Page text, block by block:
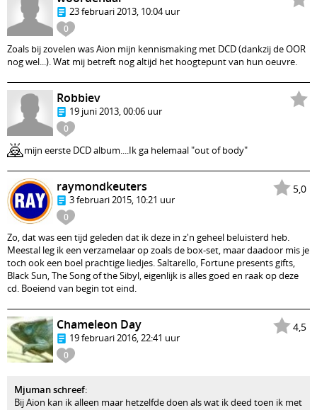
0
23 februari 2013, 10:04 uur
Zoals bij zovelen was Aion mijn kennismaking met DCD (dankzij de OOR
nog wel...). Wat mij betreft nog altijd het hoogtepunt van hun oeuvre.
0
Robbiev
19 juni 2013, 00:06 uur
🙇mijn eerste DCD album....Ik ga helemaal "out of body"
5,0
0
raymondkeuters
3 februari 2015, 10:21 uur
Zo, dat was een tijd geleden dat ik deze in z'n geheel beluisterd heb.
Meestal leg ik een verzamelaar op zoals de box-set, maar daadoor mis je
toch ook een boel prachtige liedjes. Saltarello, Fortune presents gifts,
Black Sun, The Song of the Sibyl, eigenlijk is alles goed en raak op deze
cd. Boeiend van begin tot eind.
4,5
0
Chameleon Day
19 februari 2016, 22:41 uur
Mjuman schreef:
Bij Aion kan ik alleen maar hetzelfde doen als wat ik deed toen ik met